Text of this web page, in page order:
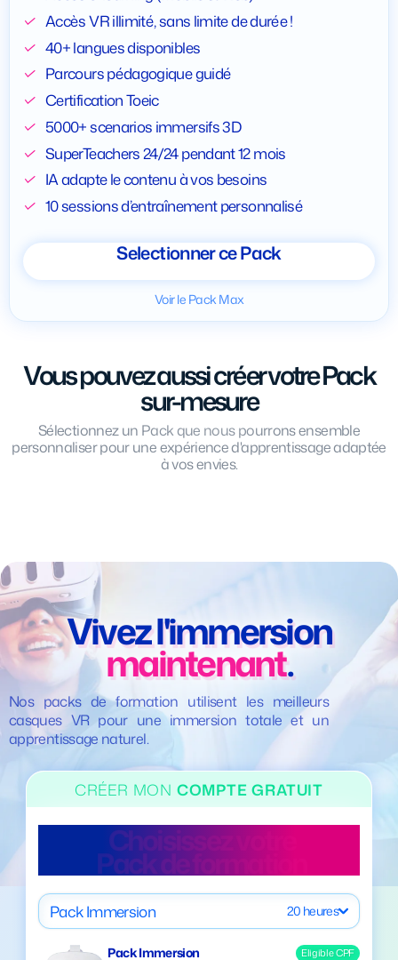
Accès VR illimité, sans limite de durée !
40+ langues disponibles
Parcours pédagogique guidé
Certification Toeic
5000+ scenarios immersifs 3D
SuperTeachers 24/24 pendant 12 mois
IA adapte le contenu à vos besoins
10 sessions d’entraînement personnalisé
Selectionner ce Pack
Voir le Pack Max
Vous pouvez aussi créer votre Pack
sur-mesure
Sélectionnez un Pack que nous pourrons ensemble
personnaliser pour une expérience d'apprentissage adaptée
à vos envies.
Vivez l'immersion
maintenant.
Nos packs de formation utilisent les meilleurs
casques VR pour une immersion totale et un
apprentissage naturel.
CRÉER MON COMPTE GRATUIT
Choisissez votre
Pack de formation
Pack Immersion 20 heures
Pack Immersion Eligible CPF
Création du compte
réussi avec succès
Félicitations !